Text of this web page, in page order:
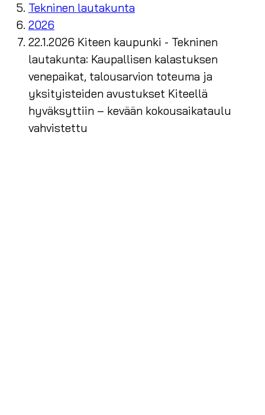
Tekninen lautakunta
2026
22.1.2026 Kiteen kaupunki - Tekninen
lautakunta: Kaupallisen kalastuksen
venepaikat, talousarvion toteuma ja
yksityisteiden avustukset Kiteellä
hyväksyttiin – kevään kokousaikataulu
vahvistettu